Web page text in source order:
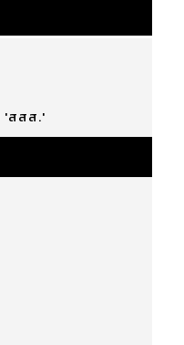
'สสส.'